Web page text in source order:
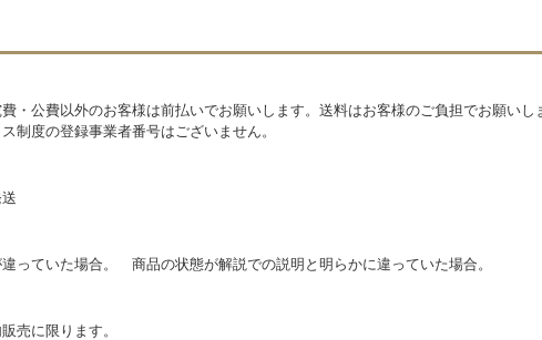
公費以外のお客様は前払いでお願いします。送料はお客様のご負担でお願いし
制度の登録事業者番号はございません。
っていた場合。 商品の状態が解説での説明と明らかに違っていた場合。
販売に限ります。